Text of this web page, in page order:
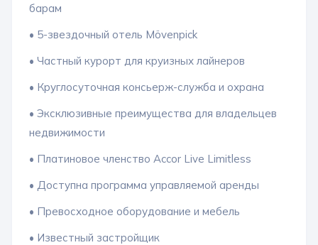
барам
• 5-звездочный отель Mövenpick
• Частный курорт для круизных лайнеров
• Круглосуточная консьерж-служба и охрана
• Эксклюзивные преимущества для владельцев
недвижимости
• Платиновое членство Accor Live Limitless
• Доступна программа управляемой аренды
• Превосходное оборудование и мебель
• Известный застройщик